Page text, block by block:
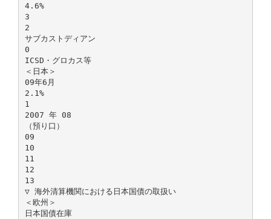
4.6%
3
2
サブカストディアン
0
ICSD・グロカス等
＜日本＞
09年6月
2.1%
1
2007 年 08
（預り口）
09
10
11
12
13
▽ 海外清算機関における日本国債の取扱い
＜欧州＞
日本国債在庫